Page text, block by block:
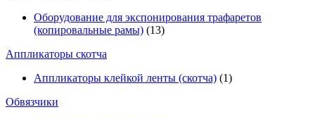
Оборудование для экспонирования трафаретов
(копировальные рамы) (13)
Аппликаторы скотча
Аппликаторы клейкой ленты (скотча) (1)
Обвязчики